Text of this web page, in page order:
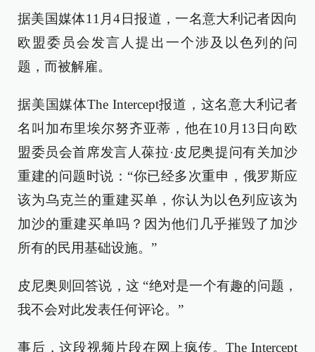
据美国媒体11月4日报道，一名意大利记者因向
欧盟委员会发言人提出一个涉及以色列的问
题，而被解雇。
据美国媒体The Intercept报道，这名意大利记者
名叫加布里埃尔努齐亚蒂，他在10月13日向欧
盟委员会首席发言人葆拉·皮尼奥提问有关加沙
重建的问题时说：“你已经多次重申，俄罗斯应
该为乌克兰的重建买单，你认为以色列应该为
加沙的重建买单吗？因为他们几乎摧毁了加沙
所有的民用基础设施。”
皮尼奥则回答说，这 “绝对是一个有趣的问题，
我不会对此发表任何评论。”
事后，这段视频片段在网上疯传。The Intercept